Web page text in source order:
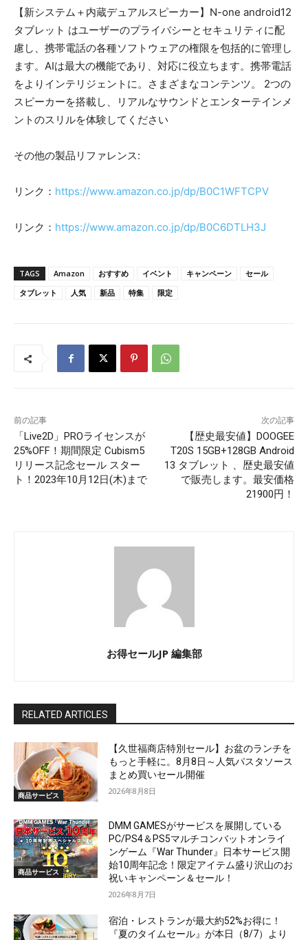
【新システム＋内蔵デュアルスピーカー】N-one android12
タブレット はユーザーのプライバシーとセキュリティに配
慮し、携帯電話の各種ソフトウェアの権限を包括的に管理し
ます。AIは最大の機能であり、対応に役立ちます。携帯電話
をよりインテリジェントに。さまざまなコンテンツ。 2つの
スピーカーを搭載し、リアルなサウンドとエンターテインメ
ントのスリルを体験してください
その他の製品リファレンス:
リンク： https://www.amazon.co.jp/dp/B0C1WFTCPV
リンク： https://www.amazon.co.jp/dp/B0C6DTLH3J
TAGS Amazon おすすめ イベント キャンペーン
セール
タブレット
人気 新品 特集 限定
前の記事
「Live2D」PROライセンスが
25%OFF！期間限定 Cubism5
リリース記念セール スター
ト！2023年10月12日(木)まで
次の記事
【歴史最安値】DOOGEE
T20S 15GB+128GB Android
13 タブレット 、歴史最安値
で販売します。最安価格
21900円！
お得セールJP 編集部
RELATED ARTICLES
商品サービス
【久世福商店特別セール】お盆のランチを
もっと手軽に。8月8日～人気パスタソース
まとめ買いセール開催
2026年8月8日
商品サービス
DMM GAMESがサービスを展開している
PC/PS4＆PS5マルチコンバットオンライ
ンゲーム『War Thunder』日本サービス開
始10周年記念！限定アイテム盛り沢山のお
祝いキャンペーン＆セール！
2026年8月7日
宿泊・レストランが最大約52%お得に！
『夏のタイムセール』が本日（8/7）より